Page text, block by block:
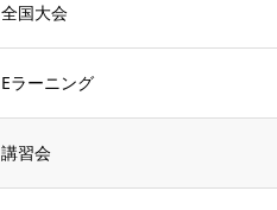
全国大会
Eラーニング
講習会